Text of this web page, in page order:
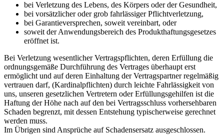
bei Verletzung des Lebens, des Körpers oder der Gesundheit,
bei vorsätzlicher oder grob fahrlässiger Pflichtverletzung,
bei Garantieversprechen, soweit vereinbart, oder
soweit der Anwendungsbereich des Produkthaftungsgesetzes
eröffnet ist.
Bei Verletzung wesentlicher Vertragspflichten, deren Erfüllung die
ordnungsgemäße Durchführung des Vertrages überhaupt erst
ermöglicht und auf deren Einhaltung der Vertragspartner regelmäßig
vertrauen darf, (Kardinalpflichten) durch leichte Fahrlässigkeit von
uns, unseren gesetzlichen Vertretern oder Erfüllungsgehilfen ist die
Haftung der Höhe nach auf den bei Vertragsschluss vorhersehbaren
Schaden begrenzt, mit dessen Entstehung typischerweise gerechnet
werden muss.
Im Übrigen sind Ansprüche auf Schadensersatz ausgeschlossen.